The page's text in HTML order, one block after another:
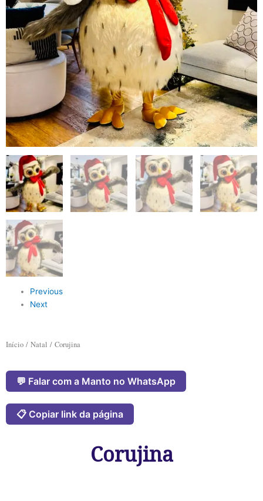
Previous
Next
Início / Natal / Corujina
💬 Falar com a Manto no WhatsApp
📋 Copiar link da página
Corujina